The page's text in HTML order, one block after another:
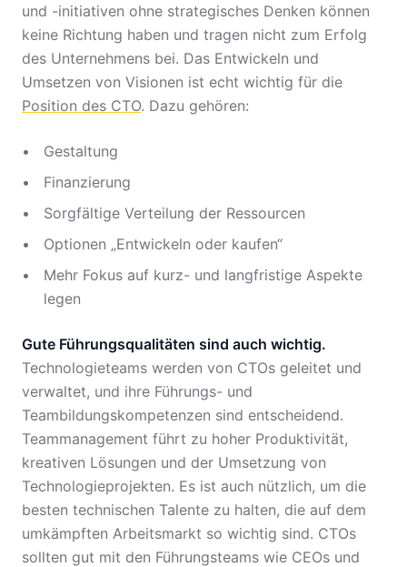
und -initiativen ohne strategisches Denken können
keine Richtung haben und tragen nicht zum Erfolg
des Unternehmens bei. Das Entwickeln und
Umsetzen von Visionen ist echt wichtig für die
Position des CTO. Dazu gehören:
Gestaltung
Finanzierung
Sorgfältige Verteilung der Ressourcen
Optionen „Entwickeln oder kaufen“
Mehr Fokus auf kurz- und langfristige Aspekte
legen
Gute Führungsqualitäten sind auch wichtig.
Technologieteams werden von CTOs geleitet und
verwaltet, und ihre Führungs- und
Teambildungskompetenzen sind entscheidend.
Teammanagement führt zu hoher Produktivität,
kreativen Lösungen und der Umsetzung von
Technologieprojekten. Es ist auch nützlich, um die
besten technischen Talente zu halten, die auf dem
umkämpften Arbeitsmarkt so wichtig sind. CTOs
sollten gut mit den Führungsteams wie CEOs und